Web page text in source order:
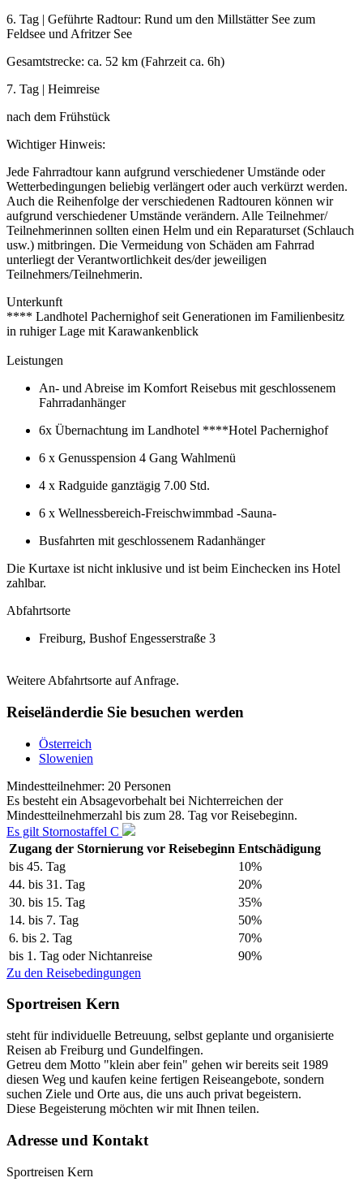
6. Tag | Geführte Radtour: Rund um den Millstätter See zum
Feldsee und Afritzer See
Gesamtstrecke: ca. 52 km (Fahrzeit ca. 6h)
7. Tag | Heimreise
nach dem Frühstück
Wichtiger Hinweis:
Jede Fahrradtour kann aufgrund verschiedener Umstände oder
Wetterbedingungen beliebig verlängert oder auch verkürzt werden.
Auch die Reihenfolge der verschiedenen Radtouren können wir
aufgrund verschiedener Umstände verändern. Alle Teilnehmer/
Teilnehmerinnen sollten einen Helm und ein Reparaturset (Schlauch
usw.) mitbringen. Die Vermeidung von Schäden am Fahrrad
unterliegt der Verantwortlichkeit des/der jeweiligen
Teilnehmers/Teilnehmerin.
Unterkunft
**** Landhotel Pachernighof seit Generationen im Familienbesitz
in ruhiger Lage mit Karawankenblick
Leistungen
An- und Abreise im Komfort Reisebus mit geschlossenem
Fahrradanhänger
6x Übernachtung im Landhotel ****Hotel Pachernighof
6 x Genusspension 4 Gang Wahlmenü
4 x Radguide ganztägig 7.00 Std.
6 x Wellnessbereich-Freischwimmbad -Sauna-
Busfahrten mit geschlossenem Radanhänger
Die Kurtaxe ist nicht inklusive und ist beim Einchecken ins Hotel
zahlbar.
Abfahrtsorte
Freiburg, Bushof Engesserstraße 3
Weitere Abfahrtsorte auf Anfrage.
Reiseländerdie Sie besuchen werden
Österreich
Slowenien
Mindestteilnehmer: 20 Personen
Es besteht ein Absagevorbehalt bei Nichterreichen der
Mindestteilnehmerzahl bis zum 28. Tag vor Reisebeginn.
Es gilt Stornostaffel C
Zugang der Stornierung vor Reisebeginn Entschädigung
bis 45. Tag
10%
44. bis 31. Tag
20%
30. bis 15. Tag
35%
14. bis 7. Tag
50%
6. bis 2. Tag
70%
bis 1. Tag oder Nichtanreise
90%
Zu den Reisebedingungen
Sportreisen Kern
steht für individuelle Betreuung, selbst geplante und organisierte
Reisen ab Freiburg und Gundelfingen.
Getreu dem Motto "klein aber fein" gehen wir bereits seit 1989
diesen Weg und kaufen keine fertigen Reiseangebote, sondern
suchen Ziele und Orte aus, die uns auch privat begeistern.
Diese Begeisterung möchten wir mit Ihnen teilen.
Adresse und Kontakt
Sportreisen Kern